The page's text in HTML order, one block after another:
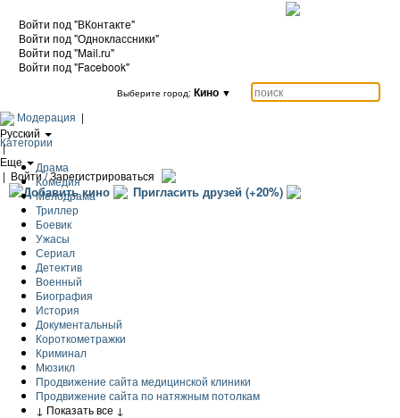
Войти под "ВКонтакте"
Войти под "Одноклассники"
Войти под "Mail.ru"
Войти под "Facebook"
Выберите город: Кино ▼
Модерация |
Русский
|
Еще
| Войти / Зарегистрироваться
Добавить кино Пригласить друзей (+20%)
Категории
Драма
Комедия
Мелодрама
Триллер
Боевик
Ужасы
Сериал
Детектив
Военный
Биография
История
Документальный
Короткометражки
Криминал
Мюзикл
Продвижение сайта медицинской клиники
Продвижение сайта по натяжным потолкам
↓ Показать все ↓